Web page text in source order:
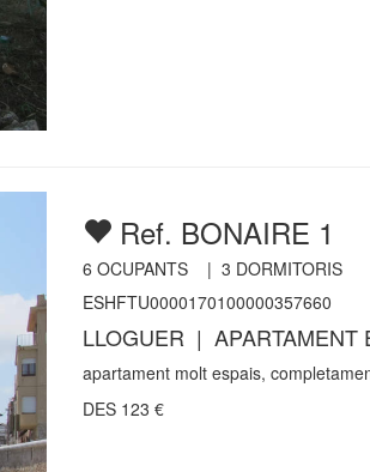
Ref. BONAIRE 1
6 OCUPANTS | 3 DORMITORIS
ESHFTU0000170100000357660
LLOGUER | APARTAMENT
apartament molt espais,
DES123 €